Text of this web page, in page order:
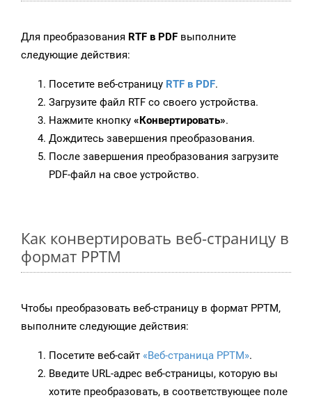
Для преобразования RTF в PDF выполните
следующие действия:
Посетите веб-страницу RTF в PDF.
Загрузите файл RTF со своего устройства.
Нажмите кнопку «Конвертировать».
Дождитесь завершения преобразования.
После завершения преобразования загрузите
PDF-файл на свое устройство.
Как конвертировать веб-страницу в
формат PPTM
Чтобы преобразовать веб-страницу в формат PPTM,
выполните следующие действия:
Посетите веб-сайт «Веб-страница PPTM».
Введите URL-адрес веб-страницы, которую вы
хотите преобразовать, в соответствующее поле